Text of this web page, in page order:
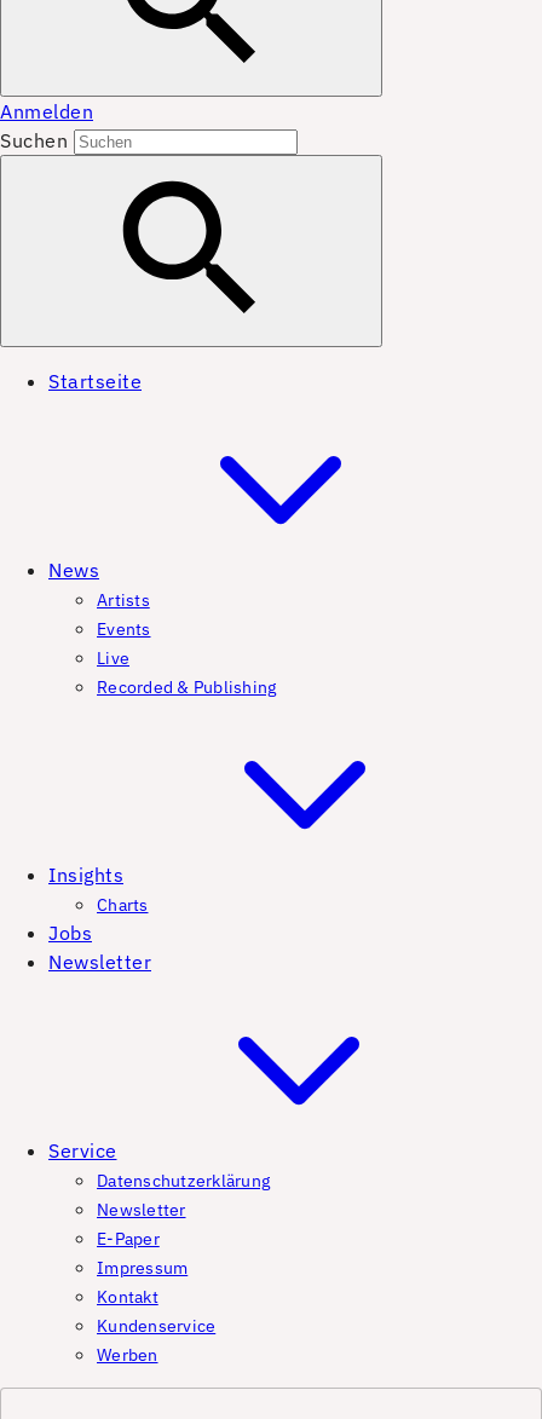
Anmelden
Suchen
Startseite
News
Artists
Events
Live
Recorded & Publishing
Insights
Charts
Jobs
Newsletter
Service
Datenschutzerklärung
Newsletter
E-Paper
Impressum
Kontakt
Kundenservice
Werben